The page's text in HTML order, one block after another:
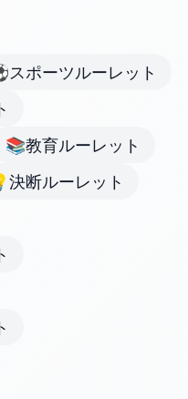
スポーツルーレット
📚教育ルーレット
決断ルーレット